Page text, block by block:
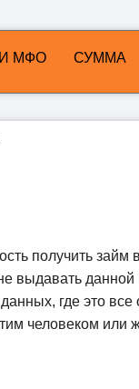
МФО СУММА
получить займ в
выдавать данной
где это все
человеком или